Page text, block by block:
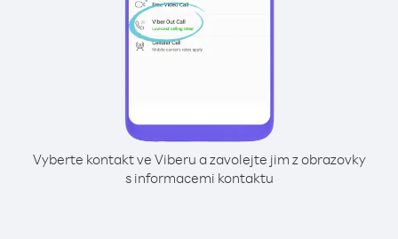
Vyberte kontakt ve Viberu a zavolejte jim z obrazovky
s informacemi kontaktu